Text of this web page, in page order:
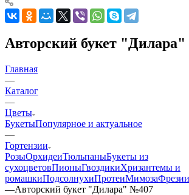
Авторский букет
Главная
—
Каталог
—
Цветы
БукетыПопулярное и актуальное
—
Гортензии
РозыОрхидеиТюльпаныБукеты из
сухоцветовПионыГвоздикиХризантемы и
ромашкиПодсолнухиПротеиМимозаФрезии
—Авторский букет "Дилара" №407